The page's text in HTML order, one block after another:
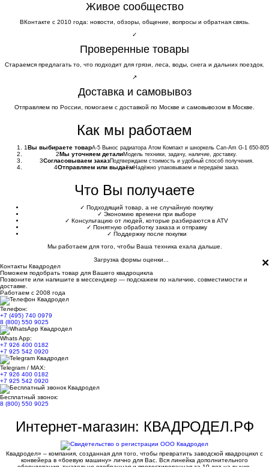
Живое сообщество
ВКонтакте с 2010 года: новости, обзоры, общение, вопросы и обратная связь.
✓
Проверенные товары
Стараемся предлагать то, что подходит для грязи, леса, воды, снега и дальних поездок.
↗
Доставка и самовывоз
Отправляем по России, помогаем с доставкой по Москве и самовывозом в Москве.
Как мы работаем
1 Вы выбираете товарA-5 Вынос радиатора Атом Компакт и шноркель Can-Am G-1 650-805
2 Мы уточняем деталиМодель техники, задачу, наличие, доставку.
3Согласовываем заказПодтверждаем стоимость и удобный способ получения.
4Отправляем или выдаёмНадёжно упаковываем и передаём заказ.
Что Вы получаете
✓ Подходящий товар, а не случайную покупку
✓ Экономию времени при выборе
✓ Консультацию от людей, которые разбираются в ATV
✓ Понятную обработку заказа и отправку
✓ Поддержку после покупки
Мы работаем для того, чтобы Ваша техника ехала дальше.
×
Загрузка формы оценки...
Контакты Квадродел
Поможем подобрать товар для Вашего квадроцикла
Позвоните или напишите в мессенджер — подскажем по наличию, совместимости и
доставке.
Работаем с 2008 года
Телефон:
+7 (495) 740 0979
8 (800) 550 9025
Whats App:
+7 926 400 0182
+7 925 542 0920
Telegram / MAX:
+7 926 400 0182
+7 925 542 0920
Бесплатный звонок:
8 (800) 550 9025
Интернет-магазин: КВАДРОДЕЛ.РФ
Квадродел» – компания, созданная для того, чтобы превратить заводской квадроцикл с
конвейера в «боевую машину» лично для Вас. Вся линейка дополнительного